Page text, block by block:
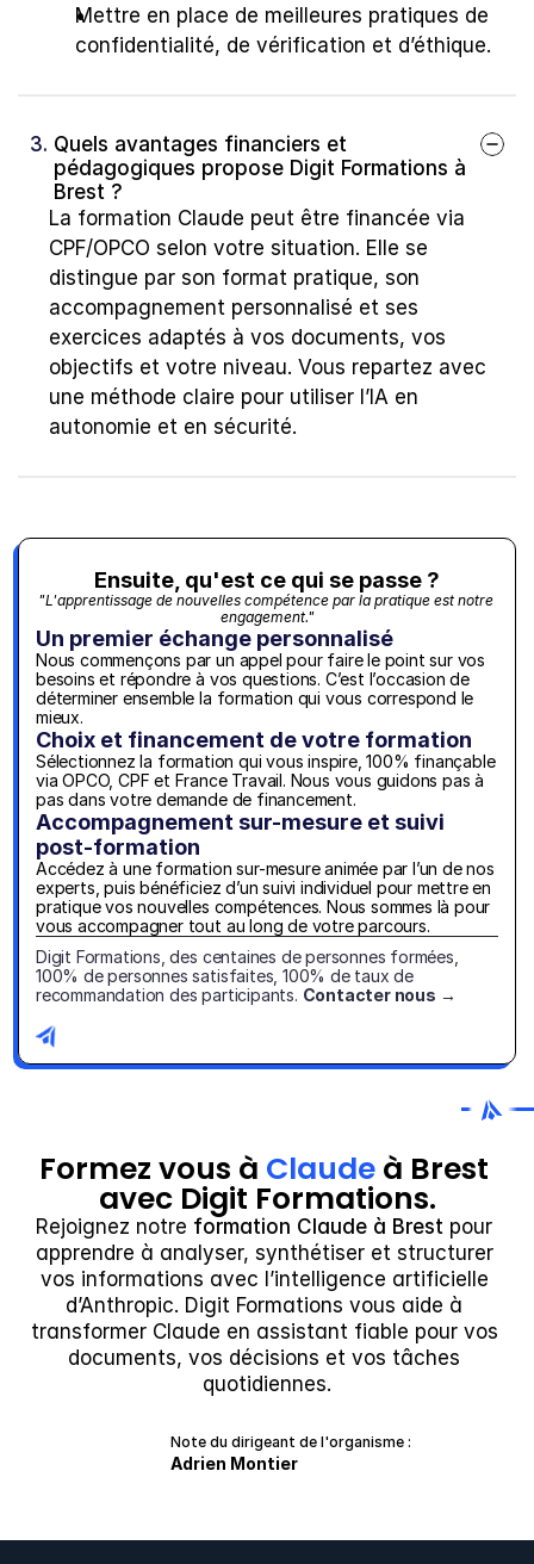
Mettre en place de meilleures pratiques de
confidentialité, de vérification et d’éthique.
3. Quels avantages financiers et
pédagogiques propose Digit Formations à
Brest ?
La formation Claude peut être financée via
CPF/OPCO selon votre situation. Elle se
distingue par son format pratique, son
accompagnement personnalisé et ses
exercices adaptés à vos documents, vos
objectifs et votre niveau. Vous repartez avec
une méthode claire pour utiliser l’IA en
autonomie et en sécurité.
Ensuite, qu'est ce qui se passe ?
"L'apprentissage de nouvelles compétence par la pratique est notre
engagement."
Un premier échange personnalisé
Nous commençons par un appel pour faire le point sur vos
besoins et répondre à vos questions. C’est l’occasion de
déterminer ensemble la formation qui vous correspond le
mieux.
Choix et financement de votre formation
Sélectionnez la formation qui vous inspire, 100% finançable
via OPCO, CPF et France Travail. Nous vous guidons pas à
pas dans votre demande de financement.
Accompagnement sur-mesure et suivi
post-formation
Accédez à une formation sur-mesure animée par l’un de nos
experts, puis bénéficiez d’un suivi individuel pour mettre en
pratique vos nouvelles compétences. Nous sommes là pour
vous accompagner tout au long de votre parcours.
Digit Formations, des centaines de personnes formées,
100% de personnes satisfaites, 100% de taux de
recommandation des participants. Contacter nous →
Formez vous à Claude à Brest
avec Digit Formations.
Rejoignez notre formation Claude à Brest pour
apprendre à analyser, synthétiser et structurer
vos informations avec l’intelligence artificielle
d’Anthropic. Digit Formations vous aide à
transformer Claude en assistant fiable pour vos
documents, vos décisions et vos tâches
quotidiennes.
Note du dirigeant de l'organisme :
Adrien Montier